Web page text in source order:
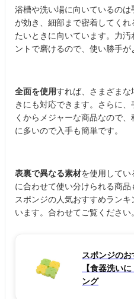
浴槽や洗い場に向いているのは
が効き、細部まで密着してく
たいときに向いています。力
ントで磨けるので、使い勝手が
全面を使用すれば、さまざまな
きにも対応できます。さらに
くからメジャーな商品なので
に多いので入手も簡単です。
表裏で異なる素材を使用して
に合わせて使い分けられる商品
スポンジの人気おすすめラン
います。合わせてご覧ください。
スポンジの
【食器洗い
ング